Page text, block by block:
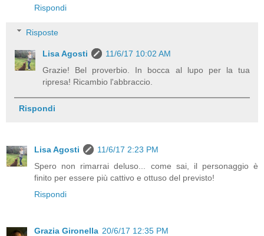
Rispondi
Risposte
Lisa Agosti
11/6/17 10:02 AM
Grazie! Bel proverbio. In bocca al lupo per la tua
ripresa! Ricambio l'abbraccio.
Rispondi
Lisa Agosti
11/6/17 2:23 PM
Spero non rimarrai deluso... come sai, il personaggio è
finito per essere più cattivo e ottuso del previsto!
Rispondi
Grazia Gironella 20/6/17 12:35 PM